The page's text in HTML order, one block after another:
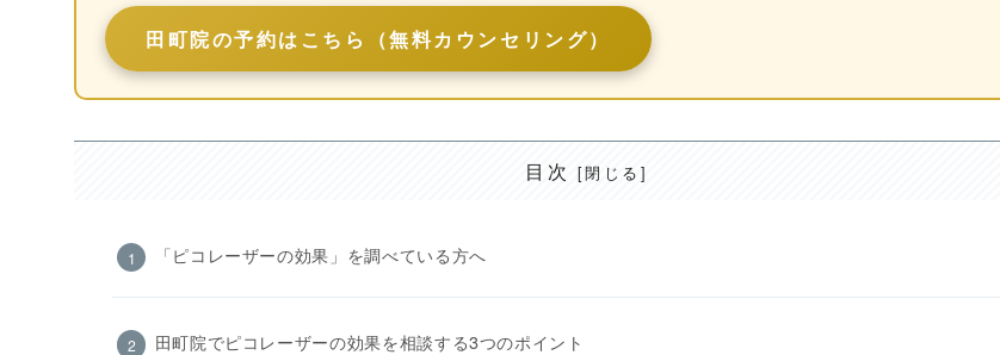
田町院の予約はこちら（無料カウンセリング）
目次
「ピコレーザーの効果」を調べている方へ
田町院でピコレーザーの効果を相談する3つのポイント